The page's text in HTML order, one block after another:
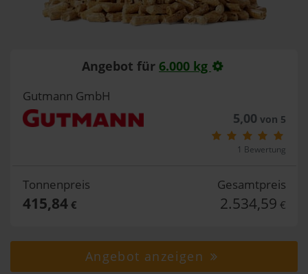
Angebot für 6.000 kg
Gutmann GmbH
5,00 von 5
1 Bewertung
Tonnenpreis
415,84€
Gesamtpreis
2.534,59 €
Angebot anzeigen